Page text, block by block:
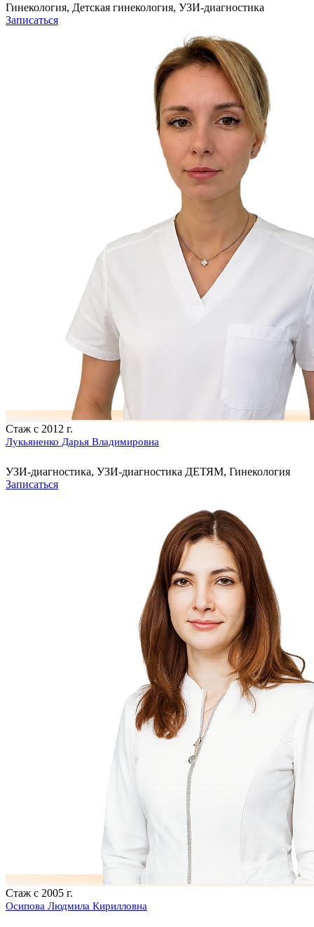
Гинекология, Детская гинекология, УЗИ-диагностика
Записаться
Стаж с 2012 г.
Лукьяненко Дарья Владимировна
УЗИ-диагностика, УЗИ-диагностика ДЕТЯМ, Гинекология
Записаться
Стаж с 2005 г.
Осипова Людмила Кирилловна